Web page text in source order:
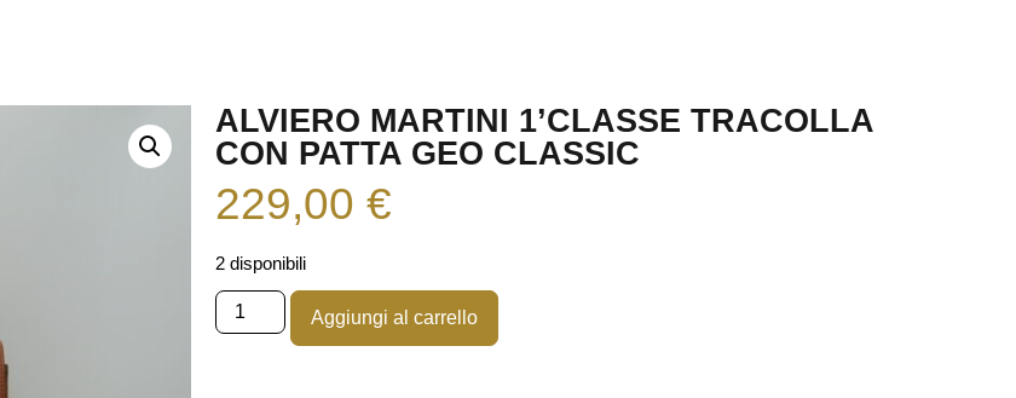
ALVIERO MARTINI 1’CLASSE TRACOLLA
CON PATTA GEO CLASSIC
229,00 €
2 disponibili
Aggiungi al carrello